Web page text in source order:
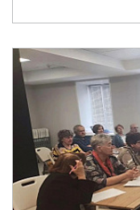
помощь»